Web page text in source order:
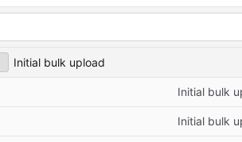
Initial bulk upload
Initial bulk
Initial bulk